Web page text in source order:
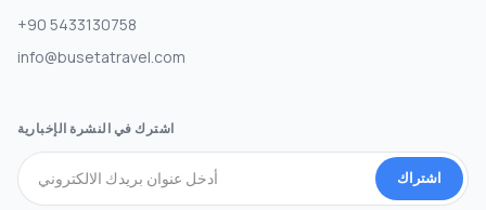
+90 5433130758
info@busetatravel.com
اشترك في النشرة الإخبارية
اشتراك